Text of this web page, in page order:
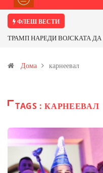
ФЛЕШ ВЕСТИ
ТРАМП НАРЕДИ ВОЈСКАТА
Иловица и со антимонот?
Дома карнеевал
TAGS : КАРНЕЕВАЛ